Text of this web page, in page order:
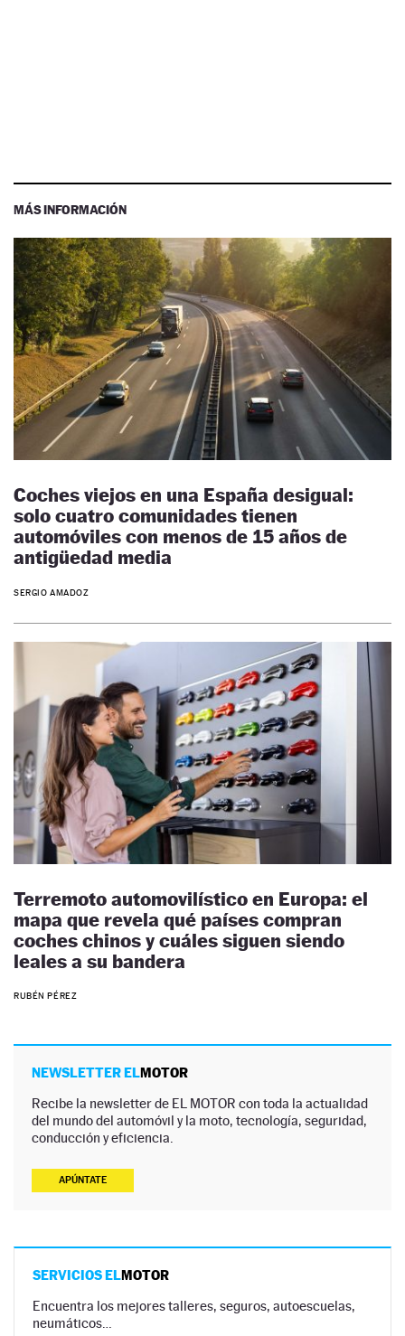
MÁS INFORMACIÓN
Coches viejos en una España desigual:
solo cuatro comunidades tienen
automóviles con menos de 15 años de
antigüedad media
SERGIO AMADOZ
Terremoto automovilístico en Europa: el
mapa que revela qué países compran
coches chinos y cuáles siguen siendo
leales a su bandera
RUBÉN PÉREZ
NEWSLETTER ELMOTOR
Recibe la newsletter de EL MOTOR con toda la actualidad
del mundo del automóvil y la moto, tecnología, seguridad,
conducción y eficiencia.
APÚNTATE
SERVICIOS ELMOTOR
Encuentra los mejores talleres, seguros, autoescuelas,
neumáticos…